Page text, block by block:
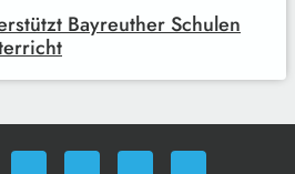
Bayreuther Schulen